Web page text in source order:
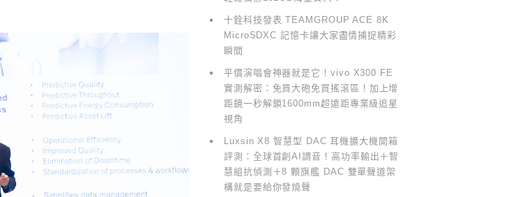
十銓科技發表 TEAMGROUP ACE 8K
MicroSDXC 記憶卡讓大家盡情捕捉精彩
瞬間
平價演唱會神器就是它！vivo X300 FE
實測解密：免買大砲免買搖滾區！加上增
距鏡一秒解鎖1600mm超遠距專業級追星
視角
Luxsin X8 智慧型 DAC 耳機擴大機開箱
評測：全球首創AI調音！高功率輸出＋智
慧組抗偵測＋8 顆旗艦 DAC 雙單聲道架
構就是要給你發燒聲